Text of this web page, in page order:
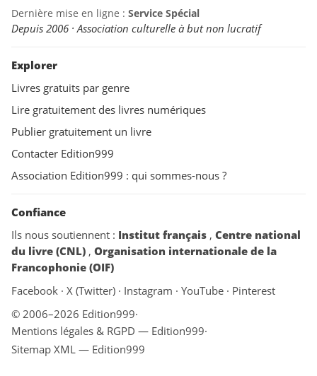
Dernière mise en ligne : Service Spécial
Depuis 2006 · Association culturelle à but non lucratif
Explorer
Livres gratuits par genre
Lire gratuitement des livres numériques
Publier gratuitement un livre
Contacter Edition999
Association Edition999 : qui sommes-nous ?
Confiance
Ils nous soutiennent : Institut français , Centre national
du livre (CNL) , Organisation internationale de la
Francophonie (OIF)
Facebook · X (Twitter) · Instagram · YouTube · Pinterest
© 2006–2026 Edition999·
Mentions légales & RGPD — Edition999·
Sitemap XML — Edition999